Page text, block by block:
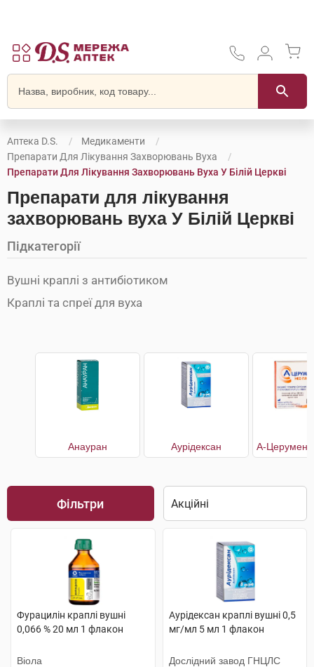
Аптека D.S.
Медикаменти
Препарати Для Лікування Захворювань Вуха
Препарати Для Лікування Захворювань Вуха У Білій Церкві
Препарати для лікування
захворювань вуха У Білій Церкві
Підкатегорії
Вушні краплі з антибіотиком
Краплі та спреї для вуха
Анауран Аурiдексан
Фільтри
Фурацилін краплі вушні
0,066 % 20 мл 1 флакон
Віола
Аурiдексан краплі вушні 0,5
мг/мл 5 мл 1 флакон
Дослідний завод ГНЦЛС